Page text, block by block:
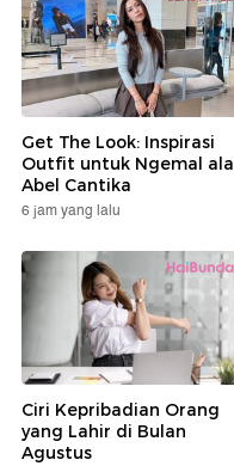
Get The Look: Inspirasi
Outfit untuk Ngemal ala
Abel Cantika
6 jam yang lalu
Ciri Kepribadian Orang
yang Lahir di Bulan
Agustus